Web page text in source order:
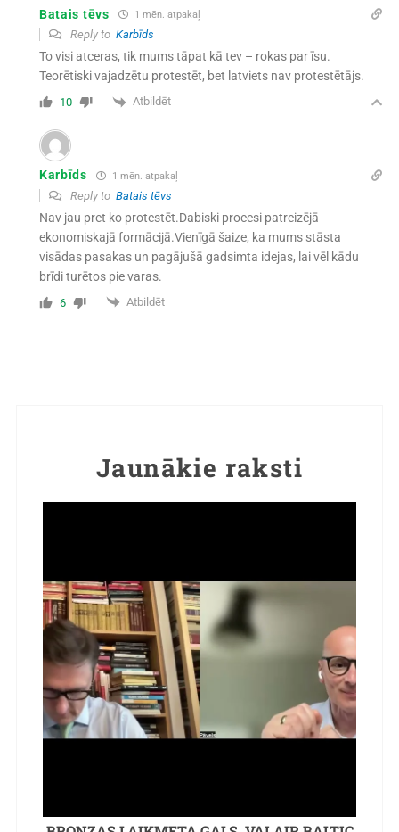
Batais tēvs 1 mēn. atpakaļ
Reply to Karbīds
To visi atceras, tik mums tāpat kā tev – rokas par īsu.
Teorētiski vajadzētu protestēt, bet latviets nav protestētājs.
10 Atbildēt
Karbīds 1 mēn. atpakaļ
Reply to Batais tēvs
Nav jau pret ko protestēt.Dabiski procesi patreizējā
ekonomiskajā formācijā.Vienīgā šaize, ka mums stāsta
visādas pasakas un pagājušā gadsimta idejas, lai vēl kādu
brīdi turētos pie varas.
6 Atbildēt
Jaunākie raksti